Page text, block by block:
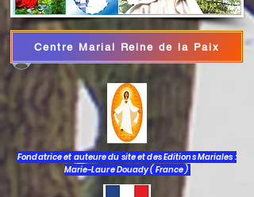
Iniciar sesión
Centre Marial Reine de la Paix
Fondatrice et auteure du site et des Editions Mariales :
Marie-Laure Douady ( France )